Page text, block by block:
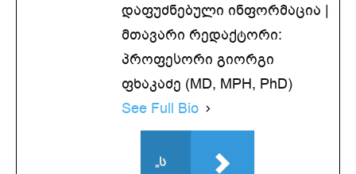
დაფუძნებული ინფორმაცია |
მთავარი რედაქტორი:
პროფესორი გიორგი
ფხაკაძე (MD, MPH, PhD)
See Full Bio
„ს